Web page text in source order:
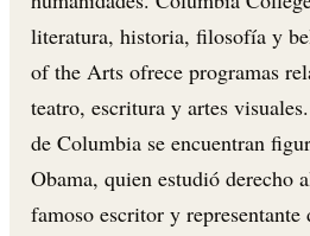
literatura, historia, filosofía y
of the Arts ofrece programas
teatro, escritura y artes
de Columbia se encuentran
Obama, quien estudió derecho
famoso escritor y representante